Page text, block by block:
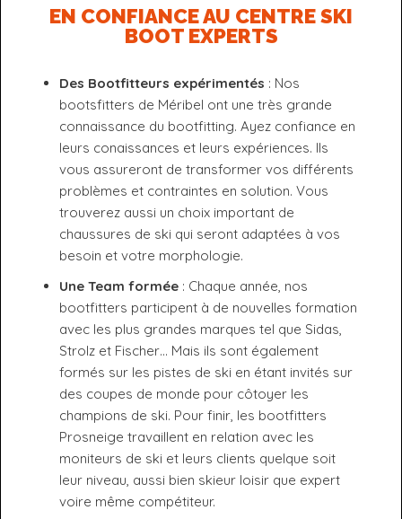
EN CONFIANCE AU CENTRE SKI
BOOT EXPERTS
Des Bootfitteurs expérimentés : Nos
bootsfitters de Méribel ont une très grande
connaissance du bootfitting. Ayez confiance en
leurs conaissances et leurs expériences. Ils
vous assureront de transformer vos différents
problèmes et contraintes en solution. Vous
trouverez aussi un choix important de
chaussures de ski qui seront adaptées à vos
besoin et votre morphologie.
Une Team formée : Chaque année, nos
bootfitters participent à de nouvelles formation
avec les plus grandes marques tel que Sidas,
Strolz et Fischer… Mais ils sont également
formés sur les pistes de ski en étant invités sur
des coupes de monde pour côtoyer les
champions de ski. Pour finir, les bootfitters
Prosneige travaillent en relation avec les
moniteurs de ski et leurs clients quelque soit
leur niveau, aussi bien skieur loisir que expert
voire même compétiteur.